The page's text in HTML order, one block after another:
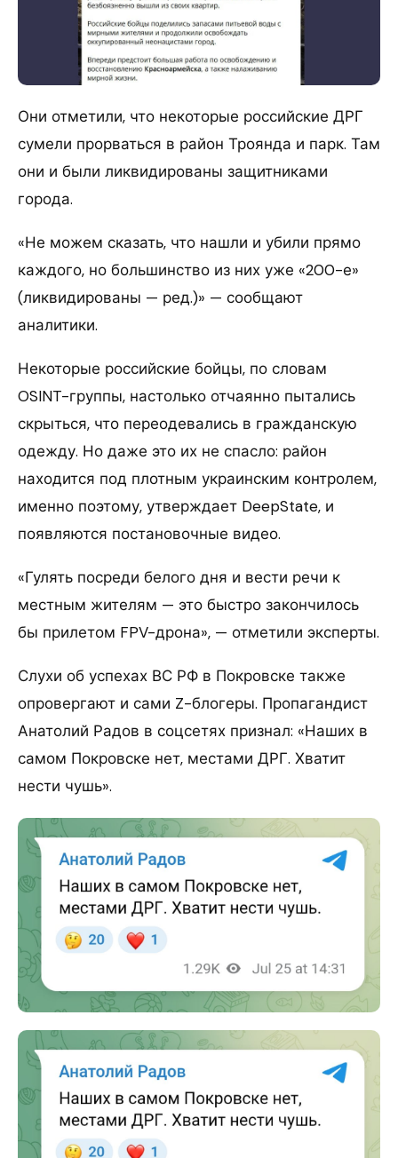
Они отметили, что некоторые российские ДРГ
сумели прорваться в район Троянда и парк. Там
они и были ликвидированы защитниками
города.
«Не можем сказать, что нашли и убили прямо
каждого, но большинство из них уже «200-е»
(ликвидированы — ред.)» — сообщают
аналитики.
Некоторые российские бойцы, по словам
OSINT-группы, настолько отчаянно пытались
скрыться, что переодевались в гражданскую
одежду. Но даже это их не спасло: район
находится под плотным украинским контролем,
именно поэтому, утверждает DeepState, и
появляются постановочные видео.
«Гулять посреди белого дня и вести речи к
местным жителям — это быстро закончилось
бы прилетом FPV-дрона», — отметили эксперты.
Слухи об успехах ВС РФ в Покровске также
опровергают и сами Z-блогеры. Пропагандист
Анатолий Радов в соцсетях признал: «Наших в
самом Покровске нет, местами ДРГ. Хватит
нести чушь».